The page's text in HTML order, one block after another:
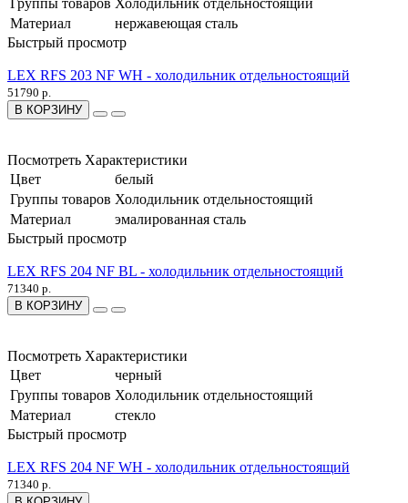
Группы товаров Холодильник отдельностоящий
Материал
нержавеющая сталь
Быстрый просмотр
LEX RFS 203 NF WH - холодильник отдельностоящий
51790 р.
В КОРЗИНУ
Посмотреть Характеристики
Цвет
белый
Группы товаров Холодильник отдельностоящий
Материал
эмалированная сталь
Быстрый просмотр
LEX RFS 204 NF BL - холодильник отдельностоящий
71340 р.
В КОРЗИНУ
Посмотреть Характеристики
Цвет
черный
Группы товаров Холодильник отдельностоящий
Материал
стекло
Быстрый просмотр
LEX RFS 204 NF WH - холодильник отдельностоящий
71340 р.